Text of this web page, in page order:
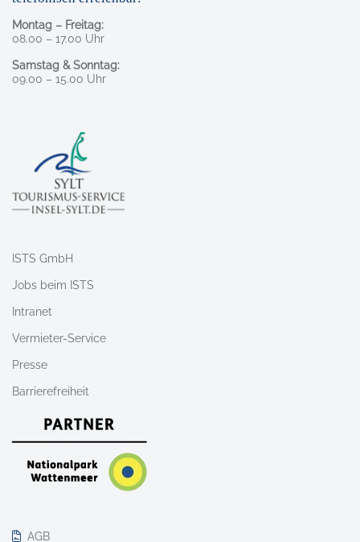
Montag – Freitag:
08.00 – 17.00 Uhr
Samstag & Sonntag:
09.00 – 15.00 Uhr
ISTS GmbH
Jobs beim ISTS
Intranet
Vermieter-Service
Presse
Barrierefreiheit
AGB